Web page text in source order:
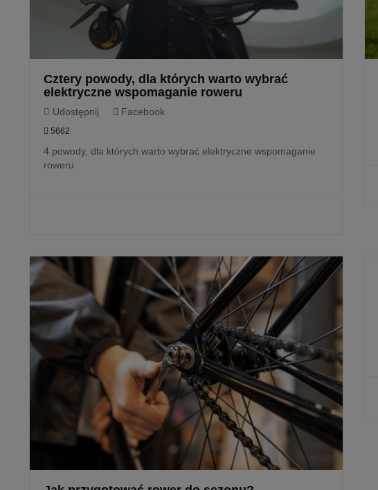
Cztery powody, dla których warto wybrać
elektryczne wspomaganie roweru
Udostępnij Facebook
5662
4 powody, dla których warto wybrać elektryczne wspomaganie
roweru